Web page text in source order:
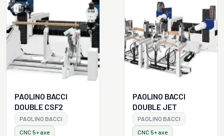
PAOLINO BACCI
DOUBLE CSF2
PAOLINO BACCI
CNC 5+ axe
PAOLINO BACCI
DOUBLE JET
PAOLINO BACCI
CNC 5+ axe